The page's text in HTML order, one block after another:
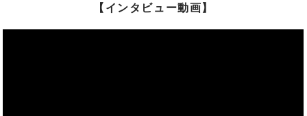
【インタビュー動画】